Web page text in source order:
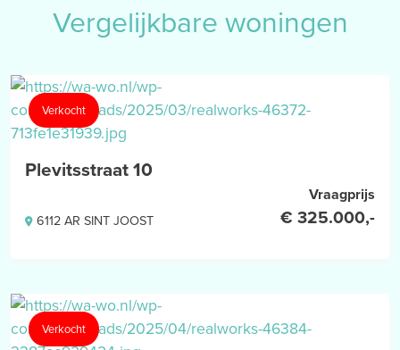
Vergelijkbare woningen
Verkocht
Plevitsstraat 10
6112 AR SINT JOOST
Vraagprijs
€ 325.000,-
Verkocht